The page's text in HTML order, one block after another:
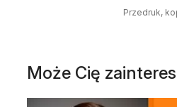
Przedruk,
Może Cię